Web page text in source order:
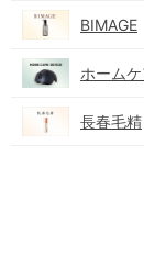
BIMAGE
ホーム
長春毛精